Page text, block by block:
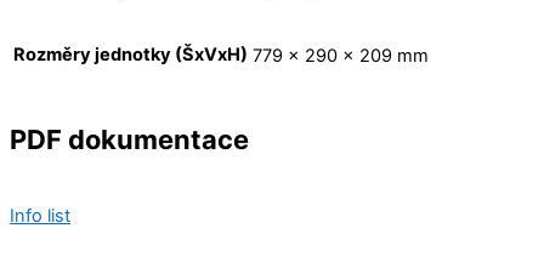
Rozměry jednotky (ŠxVxH) 779 x 290 x 209 mm
PDF dokumentace
Info list